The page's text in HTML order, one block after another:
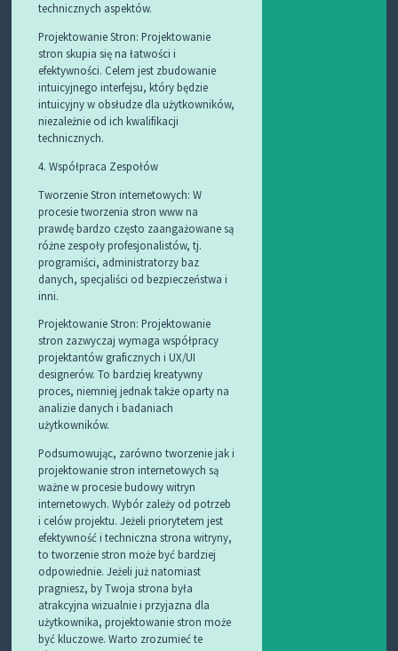
technicznych aspektów.
Projektowanie Stron: Projektowanie
stron skupia się na łatwości i
efektywności. Celem jest zbudowanie
intuicyjnego interfejsu, który będzie
intuicyjny w obsłudze dla użytkowników,
niezależnie od ich kwalifikacji
technicznych.
4. Współpraca Zespołów
Tworzenie Stron internetowych: W
procesie tworzenia stron www na
prawdę bardzo często zaangażowane są
różne zespoły profesjonalistów, tj.
programiści, administratorzy baz
danych, specjaliści od bezpieczeństwa i
inni.
Projektowanie Stron: Projektowanie
stron zazwyczaj wymaga współpracy
projektantów graficznych i UX/UI
designerów. To bardziej kreatywny
proces, niemniej jednak także oparty na
analizie danych i badaniach
użytkowników.
Podsumowując, zarówno tworzenie jak i
projektowanie stron internetowych są
ważne w procesie budowy witryn
internetowych. Wybór zależy od potrzeb
i celów projektu. Jeżeli priorytetem jest
efektywność i techniczna strona witryny,
to tworzenie stron może być bardziej
odpowiednie. Jeżeli już natomiast
pragniesz, by Twoja strona była
atrakcyjna wizualnie i przyjazna dla
użytkownika, projektowanie stron może
być kluczowe. Warto zrozumieć te